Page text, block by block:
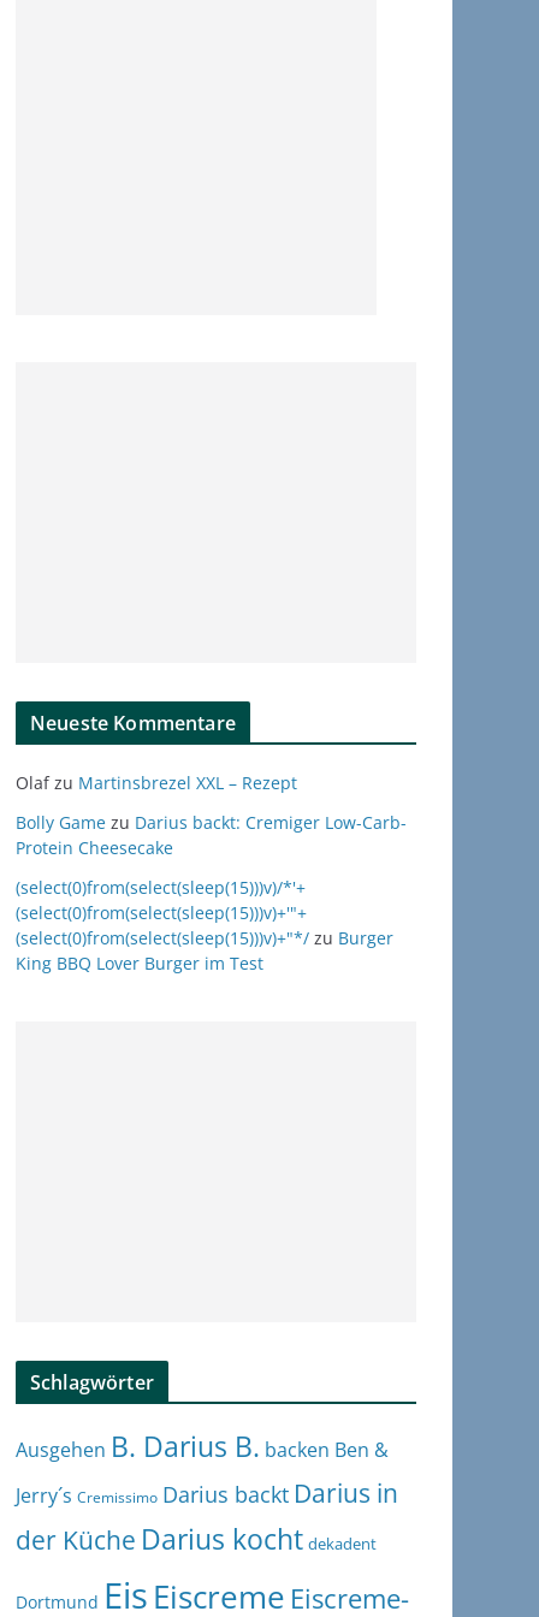
Neueste Kommentare
Olafzu Martinsbrezel XXL – Rezept
Bolly Game zu Darius backt: Cremiger Low-Carb-
Protein Cheesecake
(select(0)from(select(sleep(15)))v)/*'+
(select(0)from(select(sleep(15)))v)+'"+
(select(0)from(select(sleep(15)))v)+"*/ zu Burger
King BBQ Lover Burger im Test
Schlagwörter
Ausgehen B. Darius B. backen Ben &
Jerry´s Cremissimo Darius backt Darius in
der Küche Darius kocht dekadent
Dortmund EisEiscreme Eiscreme-